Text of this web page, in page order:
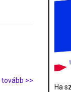
tovább >>
Ha